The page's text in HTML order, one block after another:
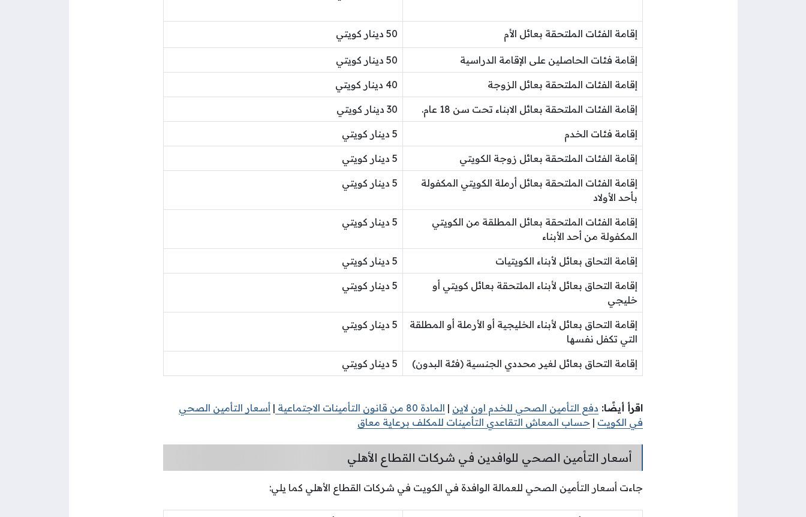
إقامة الفئات الملتحقة بعائل الأم 50 دينار كويتي
إقامة فئات الحاصلين على الإقامة الدراسية 50 دينار كويتي
إقامة الفئات الملتحقة بعائل الزوجة 40 دينار كويتي
إقامة الفئات الملتحقة بعائل الابناء تحت سن 18 عام. 30 دينار كويتي
إقامة فئات الخدم 5 دينار كويتي
إقامة الفئات الملتحقة بعائل زوجة الكويتي 5 دينار كويتي
إقامة الفئات الملتحقة بعائل أرملة الكويتي المكفولة
بأحد الأولاد
5 دينار كويتي
إقامة الفئات الملتحقة بعائل المطلقة من الكويتي
المكفولة من أحد الأبناء
5 دينار كويتي
إقامة التحاق بعائل لأبناء الكويتيات 5 دينار كويتي
إقامة التحاق بعائل لأبناء الملتحقة بعائل كويتي أو
خليجي
5 دينار كويتي
إقامة التحاق بعائل لأبناء الخليجية أو الأرملة أو المطلقة
التي تكفل نفسها
5 دينار كويتي
إقامة التحاق بعائل لغير محددي الجنسية (فئة البدون) 5 دينار كويتي
اقرأ أيضًا: دفع التأمين الصحي للخدم اون لاين | المادة 80 من قانون التأمينات الاجتماعية | أسعار التأمين الصحي
في الكويت | حساب المعاش التقاعدي التأمينات للمكلف برعاية معاق
أسعار التأمين الصحي للوافدين في شركات القطاع الأهلي
جاءت أسعار التأمين الصحي للعمالة الوافدة في الكويت في شركات القطاع الأهلي كما يلي: